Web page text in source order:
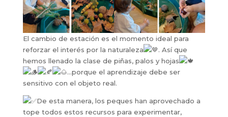
El cambio de estación es el momento ideal para
reforzar el interés por la naturaleza
. Así que
hemos llenado la clase de piñas, palos y hojas
…porque el aprendizaje debe ser
sensitivo con el objeto real.
De esta manera, los peques han aprovechado a
tope todos estos recursos para experimentar,